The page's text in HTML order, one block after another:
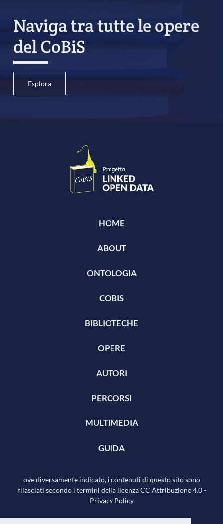
Naviga tra tutte le opere
del CoBiS
Esplora
HOME
ABOUT
ONTOLOGIA
COBIS
BIBLIOTECHE
OPERE
AUTORI
PERCORSI
MULTIMEDIA
GUIDA
ove diversamente indicato, i contenuti di questo sito sono
rilasciati secondo i termini della licenza CC Attribuzione 4.0-
Privacy Policy